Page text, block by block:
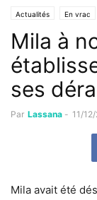
Actualités En vrac
Mila à
ses
Par Lassana - 11/
Mila avait été